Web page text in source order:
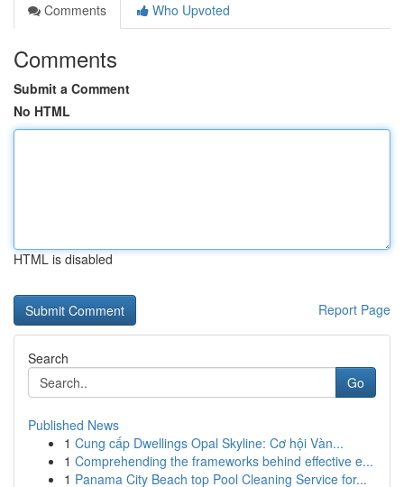
Comments
Who Upvoted
Comments
Submit a Comment
No HTML
HTML is disabled
Report Page
Search
Go
Published News
1 Cung cấp Dwellings Opal Skyline: Cơ hội Vàn...
1 Comprehending the frameworks behind effective e...
1 Panama City Beach top Pool Cleaning Service for...